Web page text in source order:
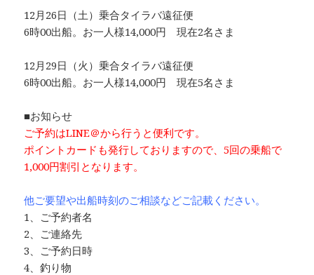
12月26日（土）乗合タイラバ遠征便
6時00出船。お一人様14,000円 現在2名さま
12月29日（火）乗合タイラバ遠征便
6時00出船。お一人様14,000円 現在5名さま
■お知らせ
ご予約はLINE＠から行うと便利です。
ポイントカードも発行しておりますので、5回の乗船で
1,000円割引と なります。
他ご要望や出船時刻のご相談などご記載ください。
1、ご予約者名
2、ご連絡先
3、ご予約日時
4、釣り物